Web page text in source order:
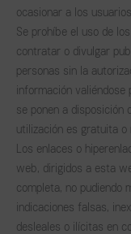
ocasionar a los usuarios.
Se prohíbe el uso de
contratar o divulgar
personas sin la
información valiéndose
se ponen a disposición
utilización es gratuita o
Los enlaces o
web, dirigidos a esta
completa, no pudiendo
indicaciones falsas,
desleales o ilícitas en